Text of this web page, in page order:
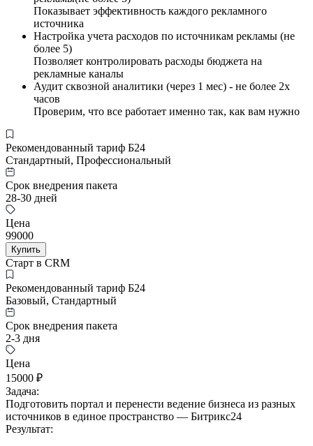
Показывает эффективность каждого рекламного
источника
Настройка учета расходов по источникам рекламы (не
более 5)
Позволяет контролировать расходы бюджета на
рекламные каналы
Аудит сквозной аналитики (через 1 мес) - не более 2х
часов
Проверим, что все работает именно так, как вам нужно
Рекомендованный тариф Б24
Стандартный, Профессиональный
Срок внедрения пакета
28-30 дней
Цена
99000
Купить
Старт в CRM
Рекомендованный тариф Б24
Базовый, Стандартный
Срок внедрения пакета
2-3 дня
Цена
15000 ₽
Задача:
Подготовить портал и перенести ведение бизнеса из разных
источников в единое пространство — Битрикс24
Результат: